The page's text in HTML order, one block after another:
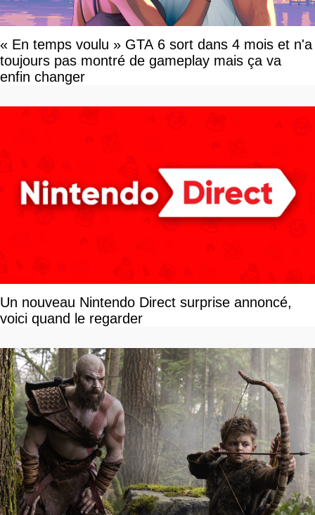
« En temps voulu » GTA 6 sort dans 4 mois et n'a
toujours pas montré de gameplay mais ça va
enfin changer
Un nouveau Nintendo Direct surprise annoncé,
voici quand le regarder